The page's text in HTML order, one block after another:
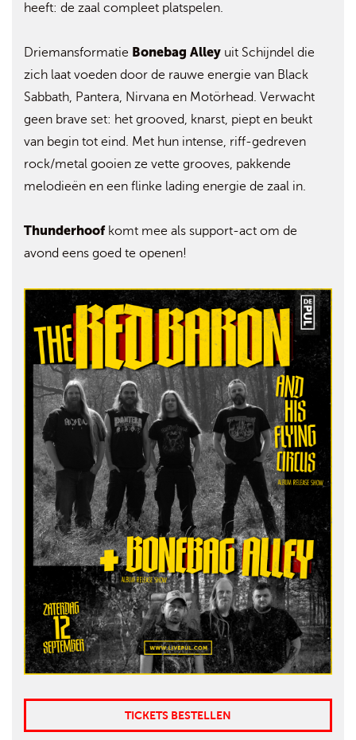
heeft: de zaal compleet platspelen.
Driemansformatie Bonebag Alley uit Schijndel die
zich laat voeden door de rauwe energie van Black
Sabbath, Pantera, Nirvana en Motörhead. Verwacht
geen brave set: het grooved, knarst, piept en beukt
van begin tot eind. Met hun intense, riff-gedreven
rock/metal gooien ze vette grooves, pakkende
melodieën en een flinke lading energie de zaal in.
Thunderhoofkomt mee als support-act om de
avond eens goed te openen!
TICKETS BESTELLEN